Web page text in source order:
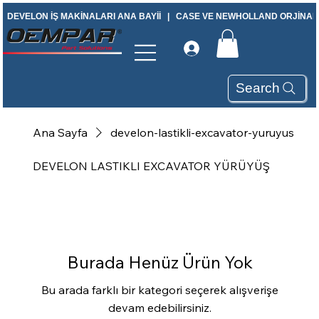
DEVELON İŞ MAKİNALARI ANA BAYİİ   |   CASE VE NEWHOLLAND
Search
Ana Sayfa develon-lastikli-excavator-yuruyus
DEVELON LASTIKLI EXCAVATOR YÜRÜYÜŞ
Burada Henüz Ürün Yok
Bu arada farklı bir kategori seçerek alışverişe
devam edebilirsiniz.